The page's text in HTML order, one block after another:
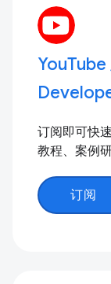
订阅即可快
教程、案例研
订阅